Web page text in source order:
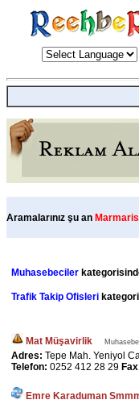
Aramalarınız şu an Marmaris
Muhasebeciler
Trafik Takip Ofisleri
Mat Müşavirlik
Adres: Tepe Mah. Yeniyol
Telefon: 0252 412 28 29
Emre Karaduman